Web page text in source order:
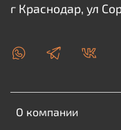
О компании
г Краснодар, ул